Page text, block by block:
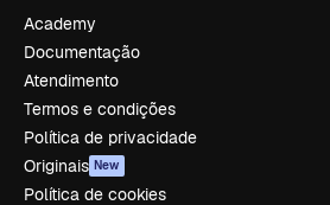
Academy
Documentação
Atendimento
Termos e condições
Política de privacidade
Originais New
Política de cookies